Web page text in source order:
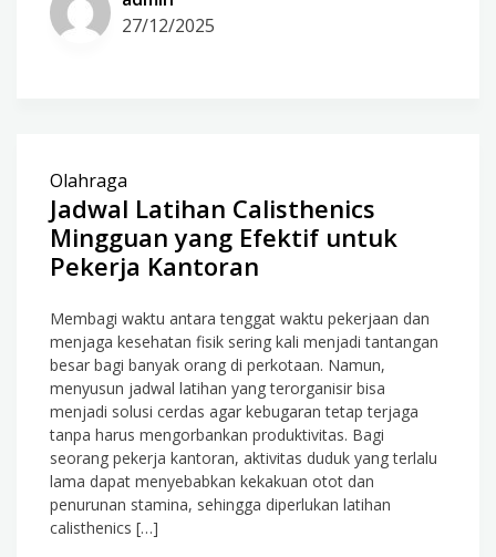
27/12/2025
Olahraga
Jadwal Latihan Calisthenics
Mingguan yang Efektif untuk
Pekerja Kantoran
Membagi waktu antara tenggat waktu pekerjaan dan
menjaga kesehatan fisik sering kali menjadi tantangan
besar bagi banyak orang di perkotaan. Namun,
menyusun jadwal latihan yang terorganisir bisa
menjadi solusi cerdas agar kebugaran tetap terjaga
tanpa harus mengorbankan produktivitas. Bagi
seorang pekerja kantoran, aktivitas duduk yang terlalu
lama dapat menyebabkan kekakuan otot dan
penurunan stamina, sehingga diperlukan latihan
calisthenics […]